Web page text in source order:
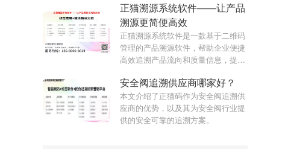
正猫溯源系统软件——让产品
溯源更简便高效
正猫溯源系统软件是一款基于二维码
管理的产品溯源软件，帮助企业便捷
高效追溯产品流向和质量信息，提高
安全阀追溯供应商哪家好？
本文介绍了正猫码作为安全阀追溯供
应商的优势，以及其为安全阀行业提
供的安全可靠的追溯方案。